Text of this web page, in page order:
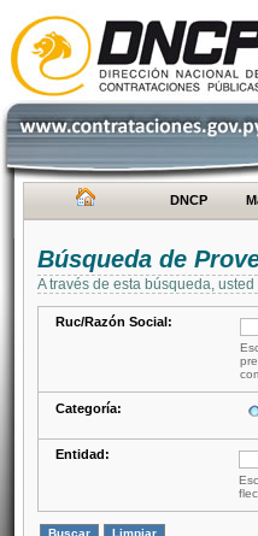
DNCP
Búsqueda de
A través de esta búsqueda,
Ruc/Razón Social:
Categoría:
Entidad: